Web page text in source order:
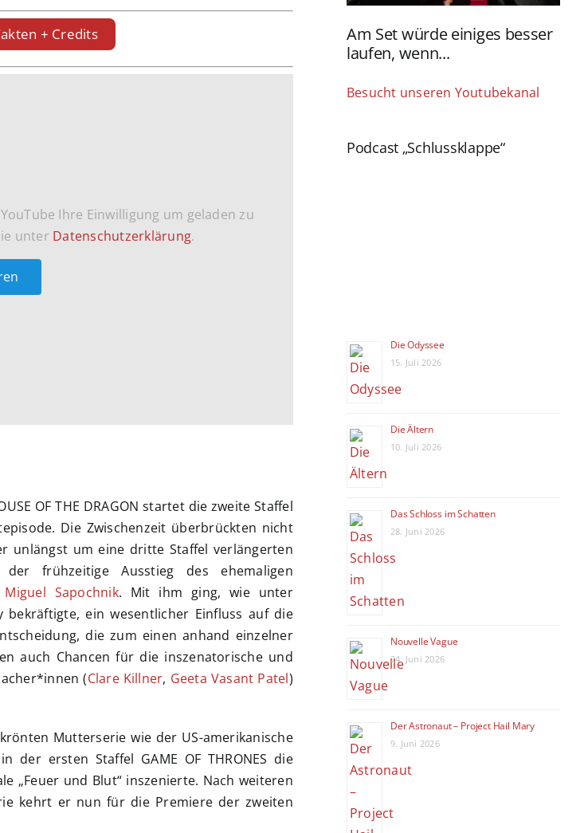
+ Credits
Ihre Einwilligung um geladen zu
unter Datenschutzerklärung.
OF THE DRAGON startet die zweite Staffel
Die Zwischenzeit überbrückten nicht
unlängst um eine dritte Staffel verlängerten
frühzeitige Ausstieg des ehemaligen
Miguel Sapochnik. Mit ihm ging, wie unter
ein wesentlicher Einfluss auf die
die zum einen anhand einzelner
auch Chancen für die inszenatorische und
(Clare Killner, Geeta Vasant Patel)
Mutterserie wie der US-amerikanische
der ersten Staffel GAME OF THRONES die
„Feuer und Blut“ inszenierte. Nach weiteren
kehrt er nun für die Premiere der zweiten
Am Set würde einiges besser
laufen, wenn...
Besucht unseren Youtubekanal
Podcast „Schlussklappe“
Die Odyssee
15. Juli 2026
Die Ältern
10. Juli 2026
Das Schloss im Schatten
28. Juni 2026
Nouvelle Vague
24. Juni 2026
Der Astronaut – Project Hail Mary
9. Juni 2026